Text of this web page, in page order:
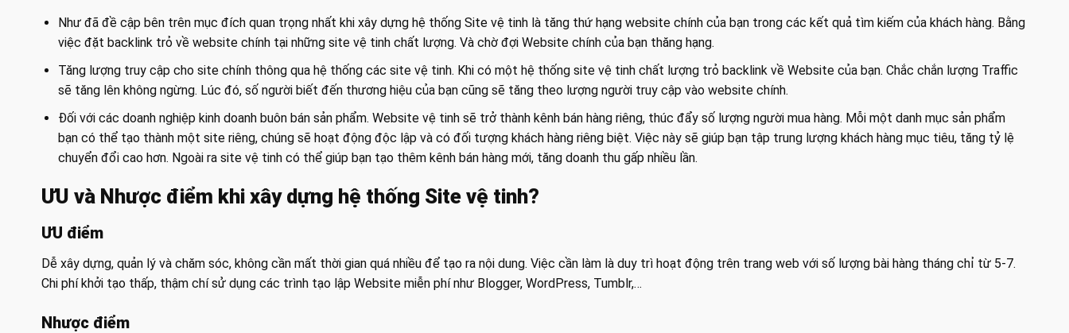
Như đã đề cập bên trên mục đích quan trọng nhất khi xây dựng hệ thống Site vệ tinh là tăng thứ hạng website chính của bạn trong các kết quả tìm kiếm của khách hàng. Bằng
việc đặt backlink trỏ về website chính tại những site vệ tinh chất lượng. Và chờ đợi Website chính của bạn thăng hạng.
Tăng lượng truy cập cho site chính thông qua hệ thống các site vệ tinh. Khi có một hệ thống site vệ tinh chất lượng trỏ backlink về Website của bạn. Chắc chắn lượng Traffic
sẽ tăng lên không ngừng. Lúc đó, số người biết đến thương hiệu của bạn cũng sẽ tăng theo lượng người truy cập vào website chính.
Đối với các doanh nghiệp kinh doanh buôn bán sản phẩm. Website vệ tinh sẽ trở thành kênh bán hàng riêng, thúc đẩy số lượng người mua hàng. Mỗi một danh mục sản phẩm
bạn có thể tạo thành một site riêng, chúng sẽ hoạt động độc lập và có đối tượng khách hàng riêng biệt. Việc này sẽ giúp bạn tập trung lượng khách hàng mục tiêu, tăng tỷ lệ
chuyển đổi cao hơn. Ngoài ra site vệ tinh có thể giúp bạn tạo thêm kênh bán hàng mới, tăng doanh thu gấp nhiều lần.
ƯU và Nhược điểm khi xây dựng hệ thống Site vệ tinh?
ƯU điểm
Dễ xây dựng, quản lý và chăm sóc, không cần mất thời gian quá nhiều để tạo ra nội dung. Việc cần làm là duy trì hoạt động trên trang web với số lượng bài hàng tháng chỉ từ 5-7.
Chi phí khởi tạo thấp, thậm chí sử dụng các trình tạo lập Website miễn phí như Blogger, WordPress, Tumblr,…
Nhược điểm